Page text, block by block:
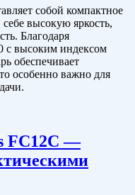
собой компактное
высокую яркость,
Благодаря
с высоким индексом
обеспечивает
особенно важно для
FC12C —